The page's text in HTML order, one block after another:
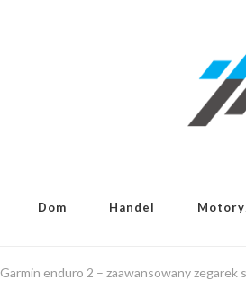
Dom Handel
Garmin enduro 2 – zaawansowany